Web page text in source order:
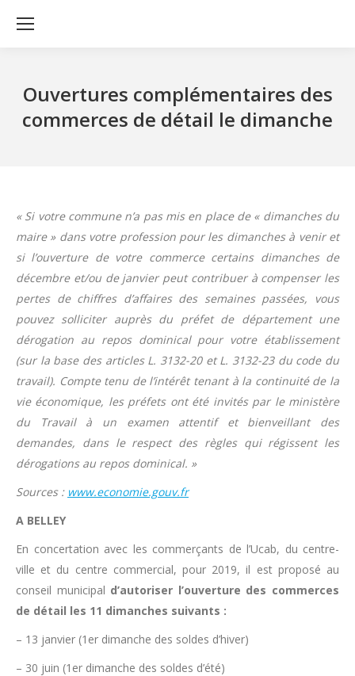
Ouvertures complémentaires des
commerces de détail le dimanche
« Si votre commune n’a pas mis en place de « dimanches du
maire » dans votre profession pour les dimanches à venir et
si l’ouverture de votre commerce certains dimanches de
décembre et/ou de janvier peut contribuer à compenser les
pertes de chiffres d’affaires des semaines passées, vous
pouvez solliciter auprès du préfet de département une
dérogation au repos dominical pour votre établissement
(sur la base des articles L. 3132-20 et L. 3132-23 du code du
travail). Compte tenu de l’intérêt tenant à la continuité de la
vie économique, les préfets ont été invités par le ministère
du Travail à un examen attentif et bienveillant des
demandes, dans le respect des règles qui régissent les
dérogations au repos dominical. »
Sources : www.economie.gouv.fr
A BELLEY
En concertation avec les commerçants de l’Ucab, du centre-
ville et du centre commercial, pour 2019, il est proposé au
conseil municipal d’autoriser l’ouverture des commerces
de détail les 11 dimanches suivants :
– 13 janvier (1er dimanche des soldes d’hiver)
– 30 juin (1er dimanche des soldes d’été)